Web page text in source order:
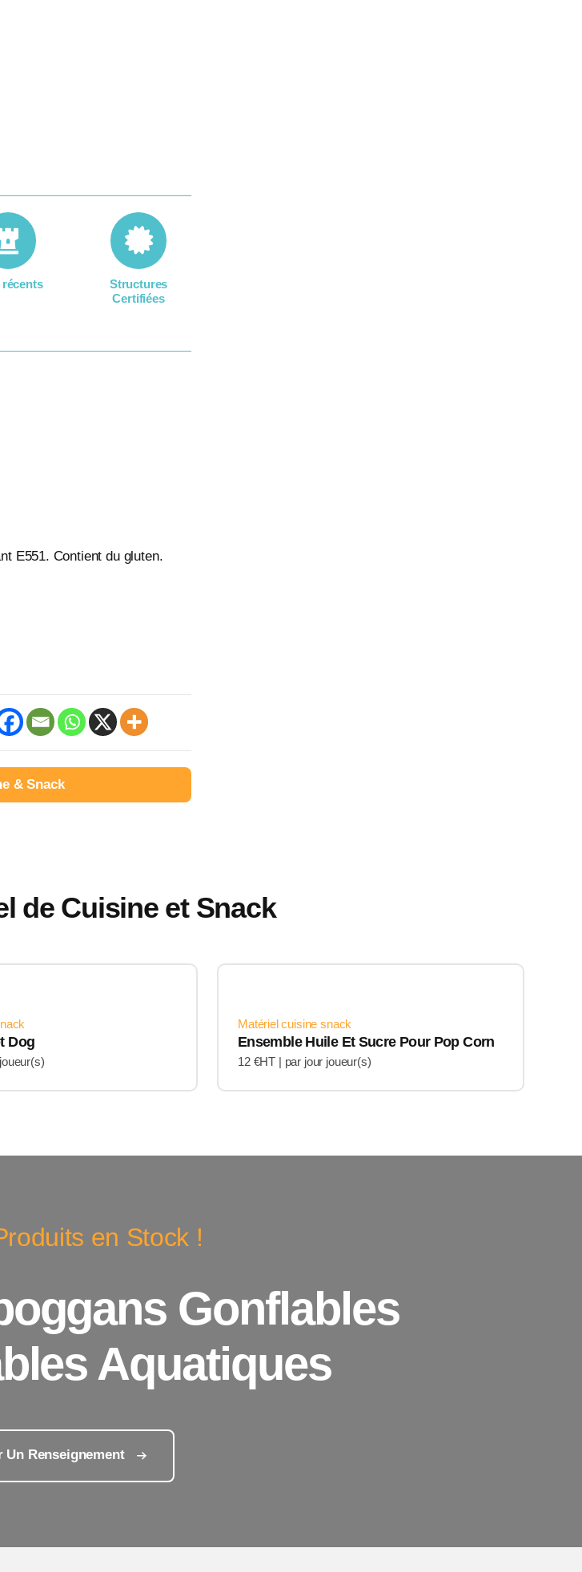
récents
Structures
Certifiées
E551. Contient du gluten.
& Snack
de Cuisine et Snack
Dog
Matériel cuisine snack
Ensemble Huile Et Sucre Pour Pop Corn
12 €HT | par jour joueur(s)
en Stock !
Gonflables
Aquatiques
Un Renseignement